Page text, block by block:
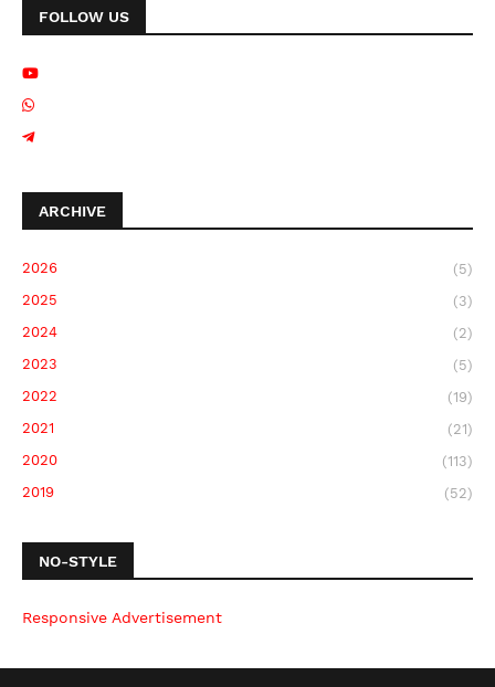
FOLLOW US
ARCHIVE
2026
(5)
2025
(3)
2024
(2)
2023
(5)
2022
(19)
2021
(21)
2020
(113)
2019
(52)
NO-STYLE
Responsive Advertisement